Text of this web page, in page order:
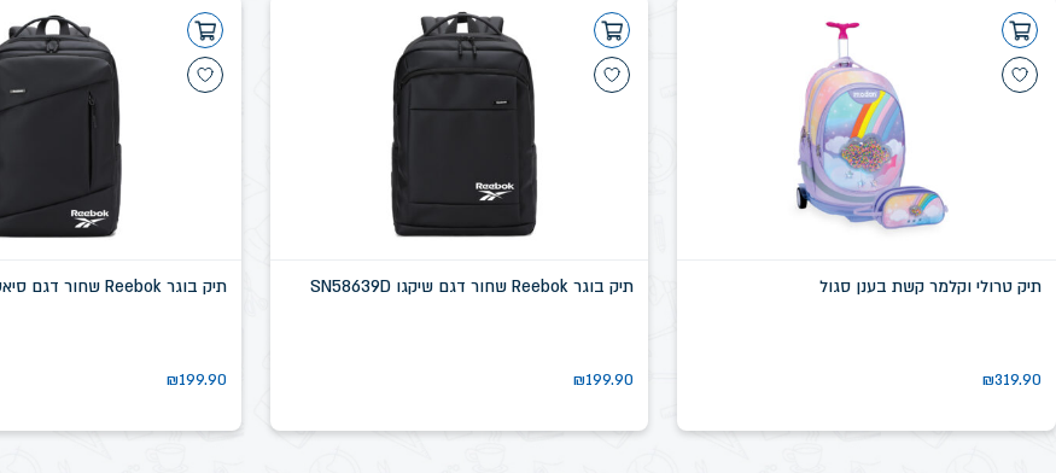
תיק טרולי וקלמר קשת בענן סגול
₪319.90
תיק בוגר Reebok שחור דגם שיקגו SN58639D
₪199.90
תיק בוגר Reebok שחור דגם סיאטל SN58637D
₪199.90